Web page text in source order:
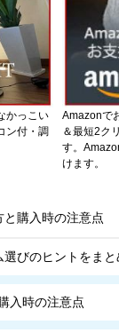
かっこい
ン付・調
Amazonで
＆最短2ク
す。
けます。
と購入時の注意点
びのヒントをまと
入時の注意点